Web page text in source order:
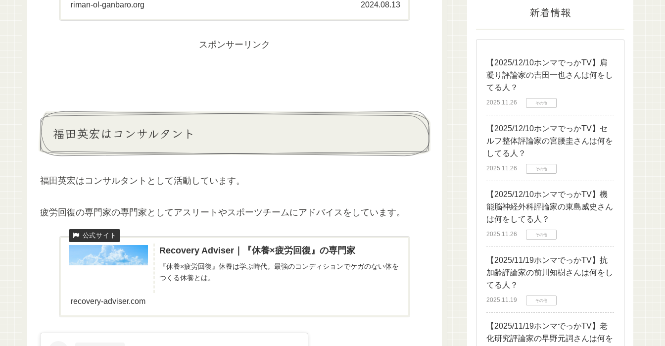
riman-ol-ganbaro.org 2024.08.13
スポンサーリンク
福田英宏はコンサルタント
福田英宏はコンサルタントとして活動しています。
疲労回復の専門家の専門家としてアスリートやスポーツチームにアドバイスをしています。
Recovery Adviser｜『休養×疲労回復』の専門家
『休養×疲労回復』休養は学ぶ時代。最強のコンディションでケガのない体を
つくる休養とは。
recovery-adviser.com
新着情報
【2025/12/10ホンマでっかTV】肩
凝り評論家の吉田一也さんは何をし
てる人？
2025.11.26 その他
【2025/12/10ホンマでっかTV】セ
ルフ整体評論家の宮腰圭さんは何を
してる人？
2025.11.26 その他
【2025/12/10ホンマでっかTV】機
能脳神経外科評論家の東島威史さん
は何をしてる人？
2025.11.26 その他
【2025/11/19ホンマでっかTV】抗
加齢評論家の前川知樹さんは何をし
てる人？
2025.11.19 その他
【2025/11/19ホンマでっかTV】老
化研究評論家の早野元詞さんは何を